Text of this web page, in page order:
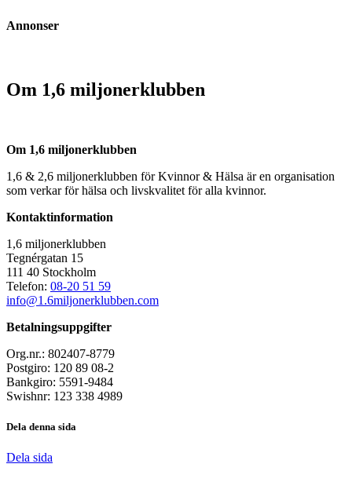
Annonser
Om 1,6 miljonerklubben
Om 1,6 miljonerklubben
1,6 & 2,6 miljonerklubben för Kvinnor & Hälsa är en organisation
som verkar för hälsa och livskvalitet för alla kvinnor.
Kontaktinformation
1,6 miljonerklubben
Tegnérgatan 15
111 40 Stockholm
Telefon: 08-20 51 59
info@1.6miljonerklubben.com
Betalningsuppgifter
Org.nr.: 802407-8779
Postgiro: 120 89 08-2
Bankgiro: 5591-9484
Swishnr: 123 338 4989
Dela denna sida
Dela sida